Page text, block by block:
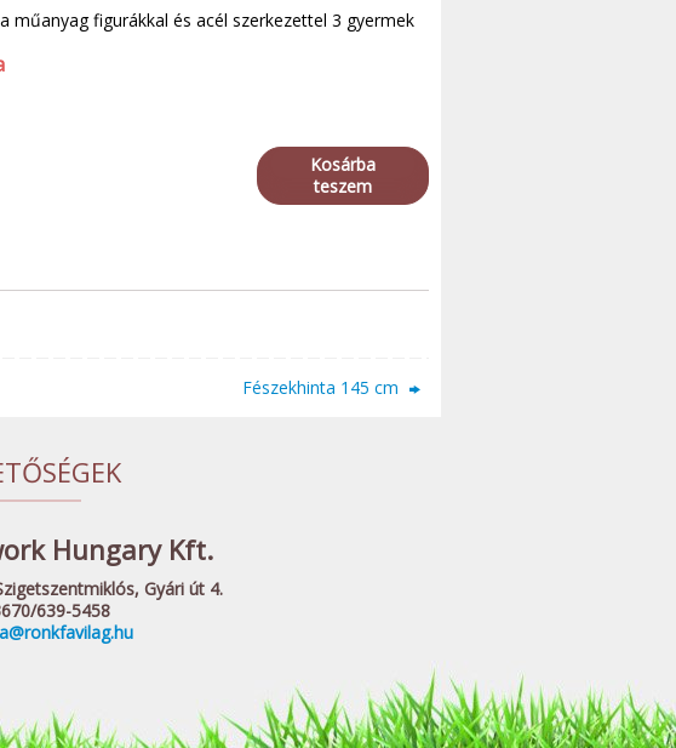
műanyag figurákkal és acél szerkezettel 3 gyermek
Kosárba
teszem
Fészekhinta 145 cm
Hungary Kft.
Gyári út 4.
639-5458